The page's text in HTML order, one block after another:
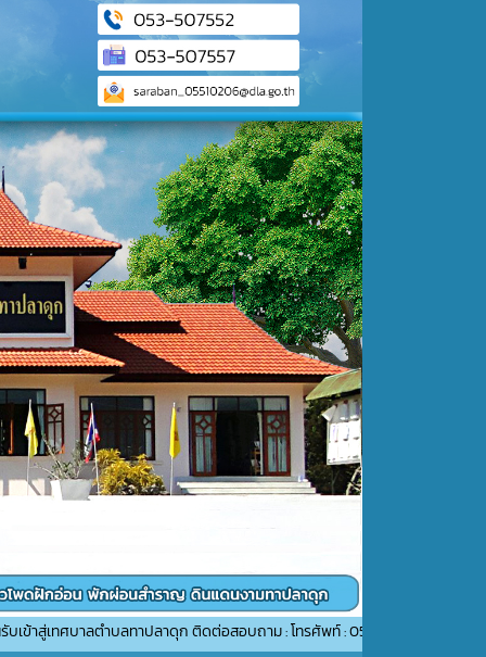
ำบลทาปลาดุก ติดต่อสอบถาม : โทรศัพท์ : 053-507552 อีเมล์ :